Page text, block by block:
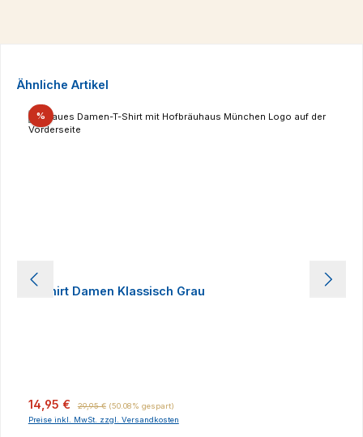
Produktgalerie überspringen
Ähnliche Artikel
%Rabatt
T-Shirt Damen Klassisch Grau
Verkaufspreis:
14,95 € 29,95 € (50.08% gespart)
Preise inkl. MwSt. zzgl. Versandkosten